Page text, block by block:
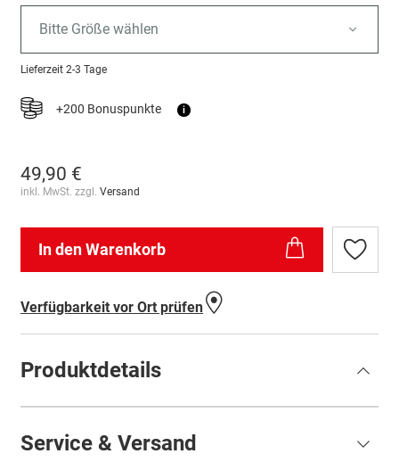
Bitte Größe wählen
Lieferzeit 2-3 Tage
+200 Bonuspunkte i
49,90 €
inkl. MwSt. zzgl. Versand
In den Warenkorb
Zur
Verfügbarkeit vor Ort prüfen
Produktdetails
Service & Versand